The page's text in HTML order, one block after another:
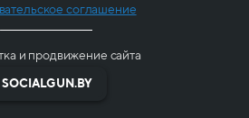
соглашение
и продвижение сайта
SOCIALGUN.BY